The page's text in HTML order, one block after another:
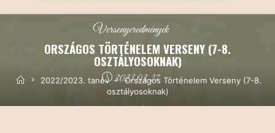
2022/2023. tanév|Tanulmányi|
Versenyeredmények
ORSZÁGOS TÖRTÉNELEM VERSENY (7-8.
OSZTÁLYOSOKNAK)
2023.03.27.
Kezdőoldal
2022/2023. tanév
Országos Történelem Verseny (7-8.
osztályosoknak)